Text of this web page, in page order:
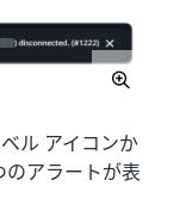
ル アイコンか
のアラートが表